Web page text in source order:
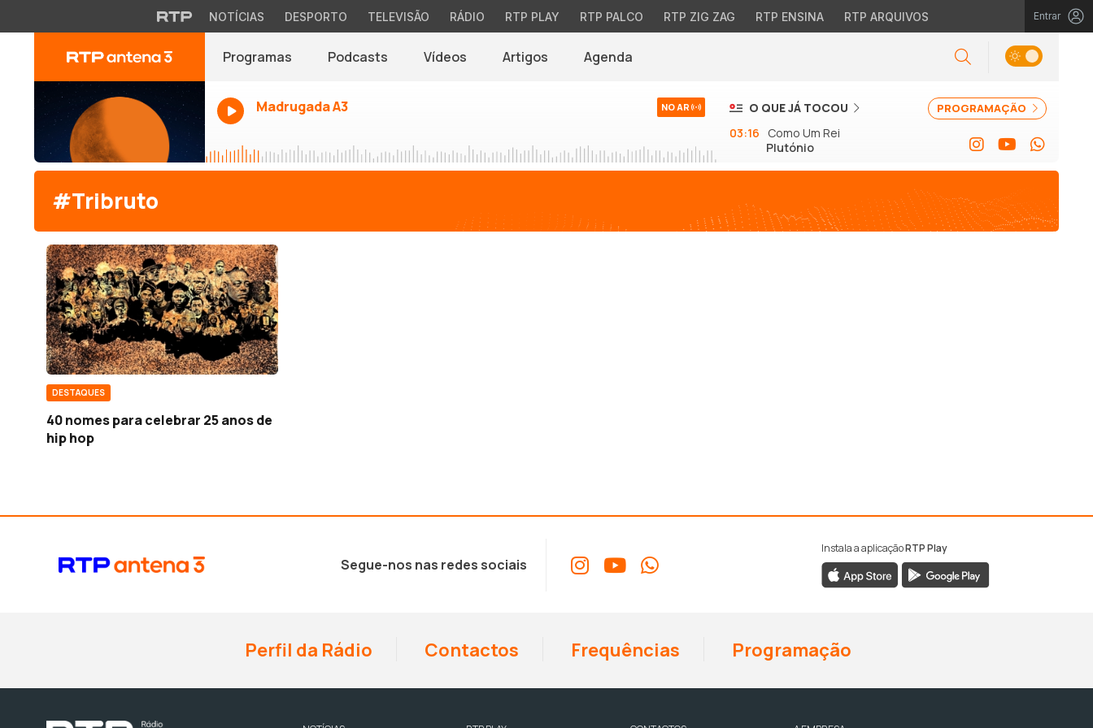
NOTÍCIAS DESPORTO TELEVISÃO RÁDIO RTP PLAY RTP PALCO RTP ZIG ZAG RTP ENSINA RTP ARQUIVOS Entrar
Programas Podcasts Vídeos Artigos Agenda
Madrugada A3 NO AR PROGRAMAÇÃO
O QUE JÁ TOCOU
03:16
Como Um Rei
Plutónio
#Tribruto
DESTAQUES
40 nomes para celebrar 25 anos de
hip hop
Segue-nos nas redes sociais
Instala a aplicaçãoRTP Play
Perfil da Rádio Contactos Frequências Programação